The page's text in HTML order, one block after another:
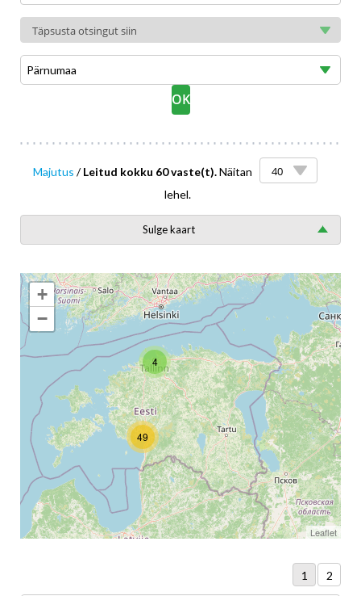
Pärnumaa
Majutus /Leitud kokku 60 vaste(t).Näitan
lehel.
Sulge kaart
4
49
+
−
Leaflet
1 2